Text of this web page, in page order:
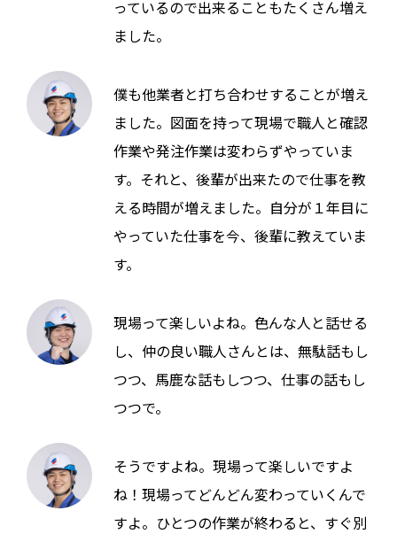
っているので出来ることもたくさん増え
ました。
僕も他業者と打ち合わせすることが増え
ました。図面を持って現場で職人と確認
作業や発注作業は変わらずやっていま
す。それと、後輩が出来たので仕事を教
える時間が増えました。自分が１年目に
やっていた仕事を今、後輩に教えていま
す。
現場って楽しいよね。色んな人と話せる
し、仲の良い職人さんとは、無駄話もし
つつ、馬鹿な話もしつつ、仕事の話もし
つつで。
そうですよね。現場って楽しいですよ
ね！現場ってどんどん変わっていくんで
すよ。ひとつの作業が終わると、すぐ別